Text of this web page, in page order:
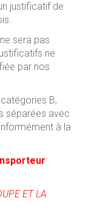
justificatif de
sera pas
ne
par nos
B,
séparées avec
à la
ET LA